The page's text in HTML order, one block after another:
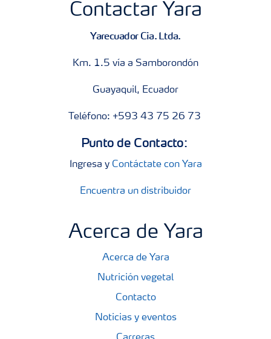
Contactar Yara
Yarecuador Cia. Ltda.
Km. 1.5 vía a Samborondón
Guayaquil, Ecuador
Teléfono: +593 43 75 26 73
Punto de Contacto:
Ingresa y Contáctate con Yara
Encuentra un distribuidor
Acerca de Yara
Acerca de Yara
Nutrición vegetal
Contacto
Noticias y eventos